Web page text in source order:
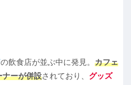
の飲食店が並ぶ中に発見。 カフェ
ナーが併設されており、 グッズ